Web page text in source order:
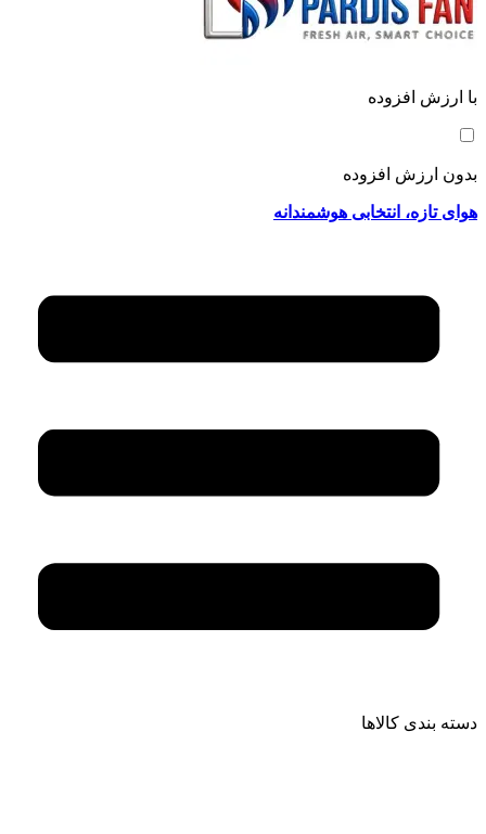
با ارزش افزوده
بدون ارزش افزوده
هوای تازه، انتخابی هوشمندانه
دسته بندی کالاها